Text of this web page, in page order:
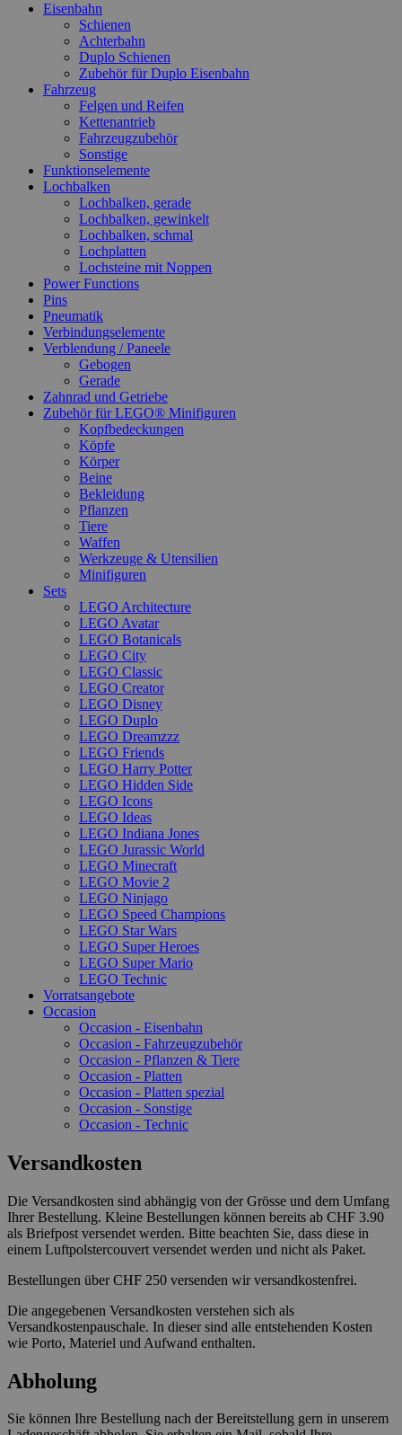
Eisenbahn
Schienen
Achterbahn
Duplo Schienen
Zubehör für Duplo Eisenbahn
Fahrzeug
Felgen und Reifen
Kettenantrieb
Fahrzeugzubehör
Sonstige
Funktionselemente
Lochbalken
Lochbalken, gerade
Lochbalken, gewinkelt
Lochbalken, schmal
Lochplatten
Lochsteine mit Noppen
Power Functions
Pins
Pneumatik
Verbindungselemente
Verblendung / Paneele
Gebogen
Gerade
Zahnrad und Getriebe
Zubehör für LEGO® Minifiguren
Kopfbedeckungen
Köpfe
Körper
Beine
Bekleidung
Pflanzen
Tiere
Waffen
Werkzeuge & Utensilien
Minifiguren
Sets
LEGO Architecture
LEGO Avatar
LEGO Botanicals
LEGO City
LEGO Classic
LEGO Creator
LEGO Disney
LEGO Duplo
LEGO Dreamzzz
LEGO Friends
LEGO Harry Potter
LEGO Hidden Side
LEGO Icons
LEGO Ideas
LEGO Indiana Jones
LEGO Jurassic World
LEGO Minecraft
LEGO Movie 2
LEGO Ninjago
LEGO Speed Champions
LEGO Star Wars
LEGO Super Heroes
LEGO Super Mario
LEGO Technic
Vorratsangebote
Occasion
Occasion - Eisenbahn
Occasion - Fahrzeugzubehör
Occasion - Pflanzen & Tiere
Occasion - Platten
Occasion - Platten spezial
Occasion - Sonstige
Occasion - Technic
Versandkosten
Die Versandkosten sind abhängig von der Grösse und dem Umfang
Ihrer Bestellung. Kleine Bestellungen können bereits ab CHF 3.90
als Briefpost versendet werden. Bitte beachten Sie, dass diese in
einem Luftpolstercouvert versendet werden und nicht als Paket.
Bestellungen über CHF 250 versenden wir versandkostenfrei.
Die angegebenen Versandkosten verstehen sich als
Versandkostenpauschale. In dieser sind alle entstehenden Kosten
wie Porto, Materiel und Aufwand enthalten.
Abholung
Sie können Ihre Bestellung nach der Bereitstellung gern in unserem